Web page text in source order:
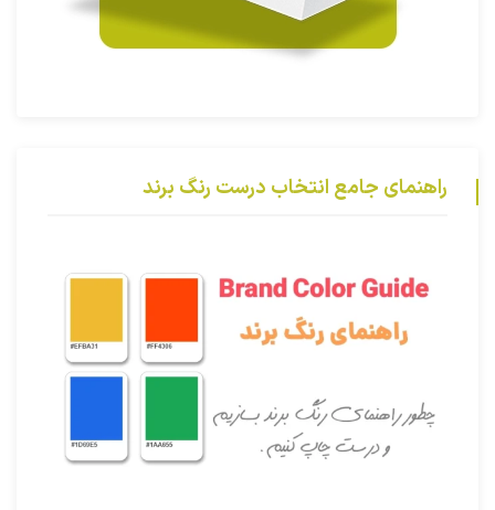
راهنمای جامع انتخاب درست رنگ برند